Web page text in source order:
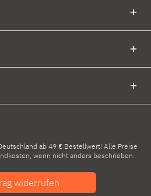
ab 49 € Bestellwert! Alle Preise
, wenn nicht anders beschrieben.
widerrufen